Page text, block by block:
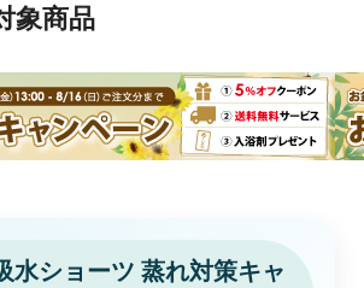
水ショーツ 蒸れ対策キャ
象商品